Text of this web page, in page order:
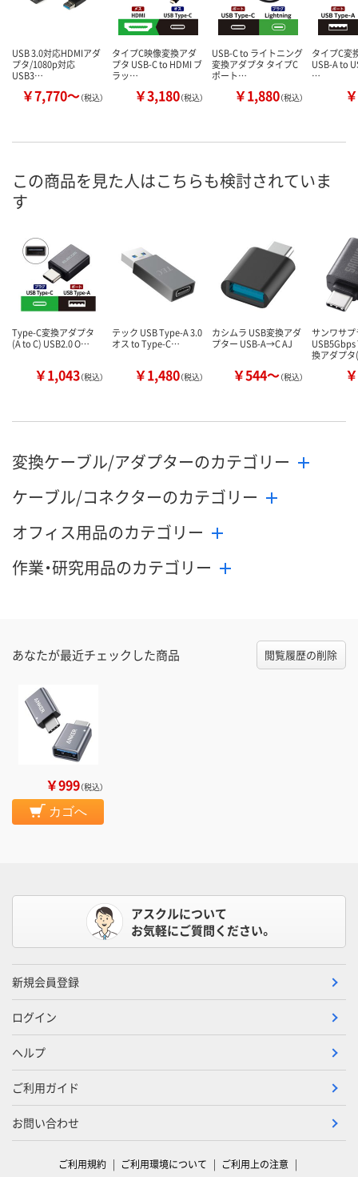
USB 3.0対応HDMIアダ
プタ/1080p対応
USB3…
￥7,770～（税込）
タイプC映像変換アダ
プタ USB-C to HDMI ブ
ラッ…
￥3,180（税込）
USB-C to ライトニング
変換アダプタ タイプC
ポート…
￥1,880（税込）
タイプC変
USB-A to
…
この商品を見た人はこちらも検討されていま
す
Type-C変換アダプタ
(A to C) USB2.0 O…
￥1,043（税込）
テック USB Type-A 3.0
オス to Type-C…
￥1,480（税込）
カシムラ USB変換アダ
プター USB-A→C AJ
￥544～（税込）
サンワサプ
換アダプ
変換ケーブル/アダプターのカテゴリー
ケーブル/コネクターのカテゴリー
オフィス用品のカテゴリー
作業・研究用品のカテゴリー
あなたが最近チェックした商品 閲覧履歴の削除
￥999（税込）
カゴへ
アスクルについて
お気軽にご質問ください。
新規会員登録
ログイン
ヘルプ
ご利用ガイド
お問い合わせ
ご利用規約 ご利用環境について ご利用上の注意